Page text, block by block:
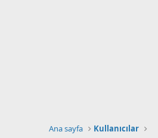
Ana sayfa Kullanıcılar